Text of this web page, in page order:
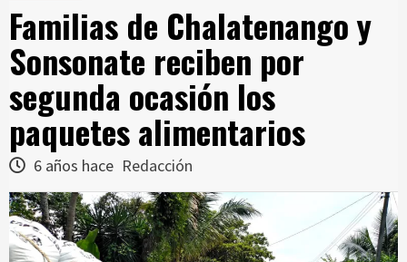
Familias de Chalatenango y
Sonsonate reciben por
segunda ocasión los
paquetes alimentarios
6 años hace Redacción